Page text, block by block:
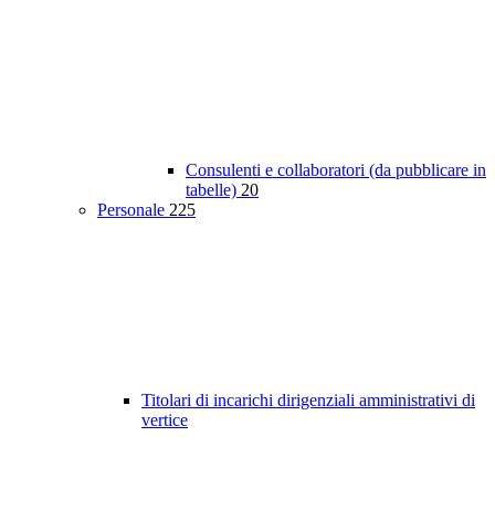
Consulenti e collaboratori (da pubblicare in
tabelle) 20
Personale 225
Titolari di incarichi dirigenziali amministrativi di
vertice